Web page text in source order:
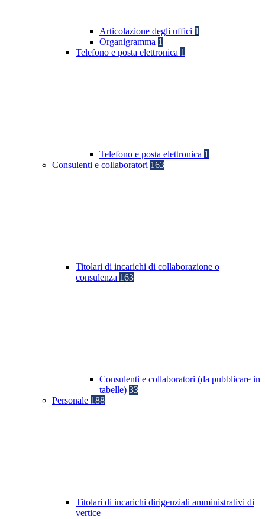
Articolazione degli uffici 1
Organigramma 1
Telefono e posta elettronica 1
Telefono e posta elettronica 1
Consulenti e collaboratori 163
Titolari di incarichi di collaborazione o
consulenza 163
Consulenti e collaboratori (da pubblicare in
tabelle) 33
Personale 188
Titolari di incarichi dirigenziali amministrativi di
vertice